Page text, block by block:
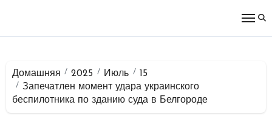
Домашняя 2025 Июль
15
Запечатлен момент удара украинского
беспилотника по зданию суда в Белгороде